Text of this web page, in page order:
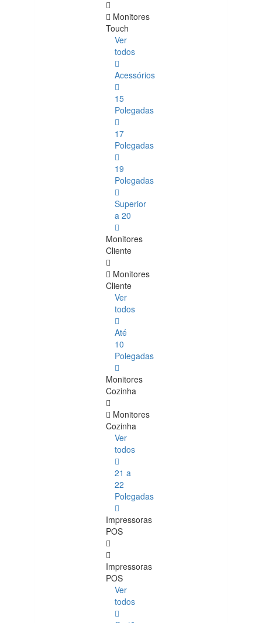
Monitores
Touch
Ver
todos
Acessórios
15
Polegadas
17
Polegadas
19
Polegadas
Superior
a 20
Monitores
Cliente
Monitores
Cliente
Ver
todos
Até
10
Polegadas
Monitores
Cozinha
Monitores
Cozinha
Ver
todos
21 a
22
Polegadas
Impressoras
POS
Impressoras
POS
Ver
todos